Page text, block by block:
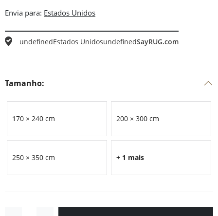
Envia para:
undefinedEstados UnidosundefinedSayRUG.com
Tamanho:
170 × 240 cm 200 × 300 cm
250 × 350 cm + 1 mais